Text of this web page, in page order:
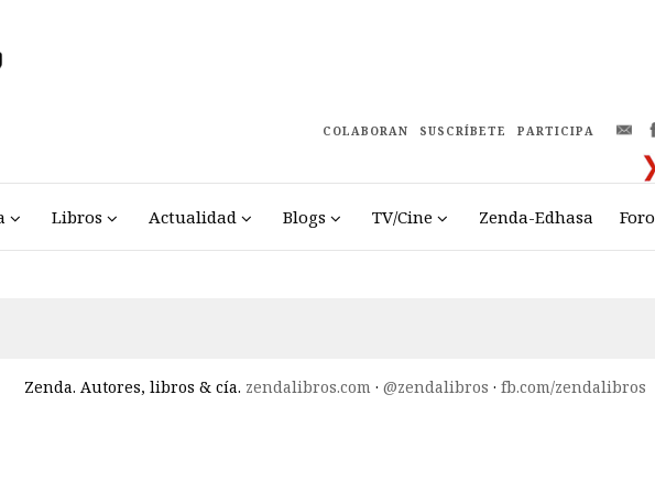
COLABORAN SUSCRÍBETE PARTICIPA
Libros Actualidad Blogs TV/Cine Zenda-Edhasa Foro
Zenda. Autores, libros & cía. zendalibros.com· @zendalibros · fb.com/zendalibros